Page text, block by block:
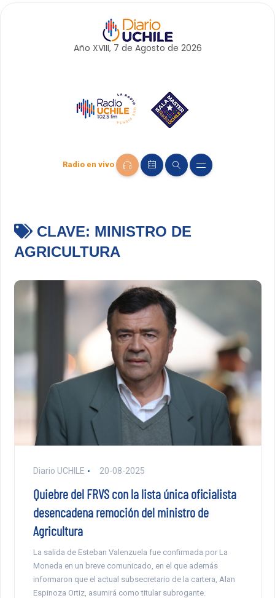
Año XVIII, 7 de Agosto de 2026
Radio en vivo
CLAVE: MINISTRO DE
AGRICULTURA
Diario UCHILE 20-08-2025
Quiebre del FRVS con la lista única oficialista
desencadena remoción del ministro de
Agricultura
La salida de Esteban Valenzuela fue confirmada por La
Moneda en un breve comunicado, en el que además
informaron que el actual subsecretario de la cartera, Alan
Espinoza Ortiz, asumirá como titular subrogante.